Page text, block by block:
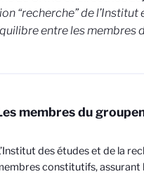
“recherche” de
entre les membres
membres du
des études et de la
constitutifs, assurant